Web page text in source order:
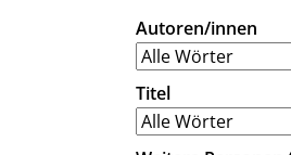
Autoren/innen
Titel